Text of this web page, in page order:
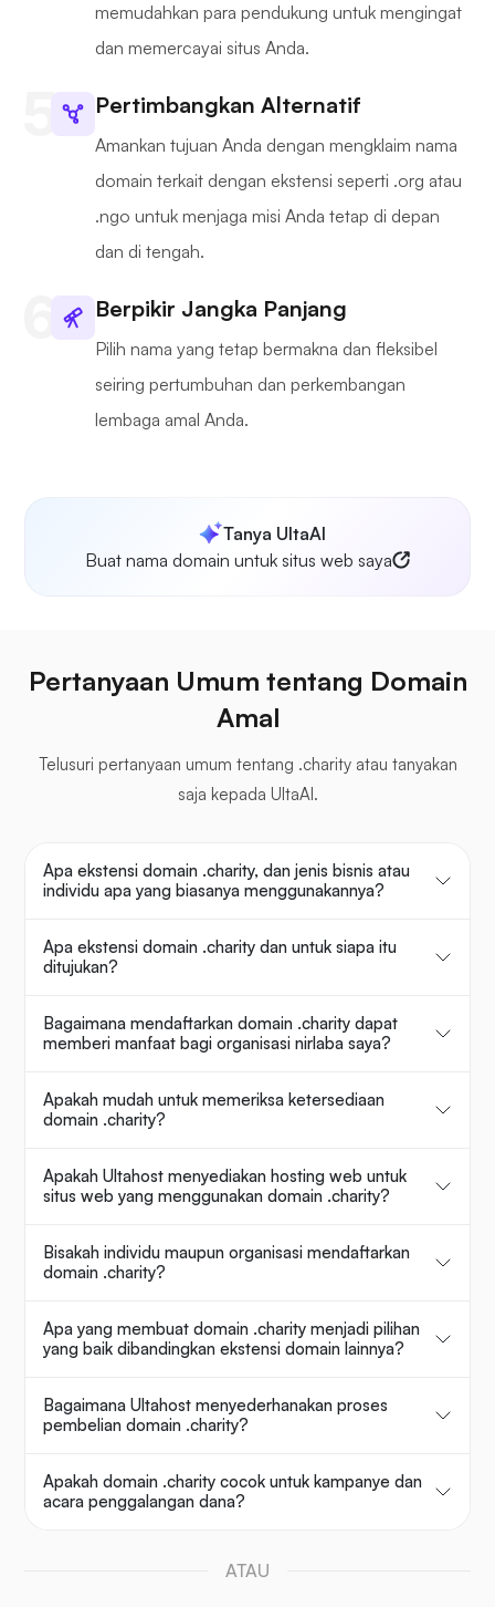
memudahkan para pendukung untuk mengingat
dan memercayai situs Anda.
Pertimbangkan Alternatif
Amankan tujuan Anda dengan mengklaim nama
domain terkait dengan ekstensi seperti .org atau
.ngo untuk menjaga misi Anda tetap di depan
dan di tengah.
Berpikir Jangka Panjang
Pilih nama yang tetap bermakna dan fleksibel
seiring pertumbuhan dan perkembangan
lembaga amal Anda.
Tanya UltaAI
Buat nama domain untuk situs web saya
Pertanyaan Umum tentang Domain
Amal
Telusuri pertanyaan umum tentang .charity atau tanyakan
saja kepada UltaAI.
Apa ekstensi domain .charity, dan jenis bisnis atau
individu apa yang biasanya menggunakannya?
Apa ekstensi domain .charity dan untuk siapa itu
ditujukan?
Bagaimana mendaftarkan domain .charity dapat
memberi manfaat bagi organisasi nirlaba saya?
Apakah mudah untuk memeriksa ketersediaan
domain .charity?
Apakah Ultahost menyediakan hosting web untuk
situs web yang menggunakan domain .charity?
Bisakah individu maupun organisasi mendaftarkan
domain .charity?
Apa yang membuat domain .charity menjadi pilihan
yang baik dibandingkan ekstensi domain lainnya?
Bagaimana Ultahost menyederhanakan proses
pembelian domain .charity?
Apakah domain .charity cocok untuk kampanye dan
acara penggalangan dana?
ATAU